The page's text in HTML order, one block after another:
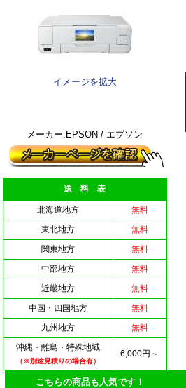
イメージを拡大
メーカー:EPSON / エプソン
送 料 表
北海道地方
無料
東北地方
無料
関東地方
無料
中部地方
無料
近畿地方
無料
中国・四国地方
無料
九州地方
無料
沖縄・離島・特殊地域
（※別途見積りの場合有）
6,000円～
こちらの商品も人気です！